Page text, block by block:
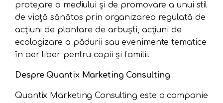
protejare a mediului și de promovare a unui stil
de viață sănătos prin organizarea regulată de
acțiuni de plantare de arbuști, acțiuni de
ecologizare a pădurii sau evenimente tematice
în aer liber pentru copii și familii.
Despre Quantix Marketing Consulting
Quantix Marketing Consulting este o companie